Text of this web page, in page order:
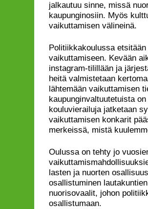
jalkautuu sinne, missä
kaupunginosiin. Myös
vaikuttamisen välineinä.
Politiikkakoulussa
vaikuttamiseen. Kevään
instagram-tilillään ja
heitä valmistetaan
lähtemään vaikuttamisen
kaupunginvaltuutetuista
kouluvierailuja jatketaan
vaikuttamisen konkarit
merkeissä, mistä
Oulussa on tehty jo
lasten ja nuorten
osallistuminen
nuorisovaalit, johon
osallistumaan.